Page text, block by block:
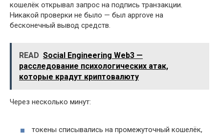
кошелёк открывал запрос на подпись транзакции.
Никакой проверки не было — был approve на
бесконечный вывод средств.
READ Social Engineering Web3 —
расследование психологических атак,
которые крадут криптовалюту
Через несколько минут:
токены списывались на промежуточный кошелёк,